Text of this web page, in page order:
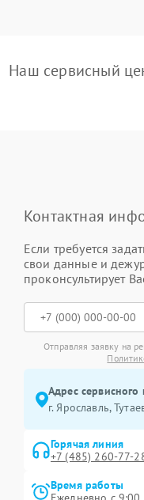
Наш сервисный
Контактная
Если требуется
свои данные и
проконсультирует
Отправляя заявку на
Адрес сервисного
г. Ярославль,
Горячая линия
+7 (485) 260-77-
Время работы